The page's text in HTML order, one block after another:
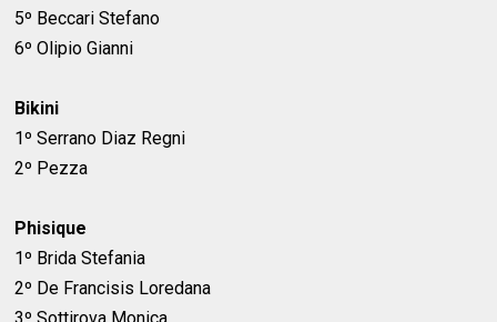
5º Beccari Stefano
6º Olipio Gianni
Bikini
1º Serrano Diaz Regni
2º Pezza
Phisique
1º Brida Stefania
2º De Francisis Loredana
3º Sottirova Monica